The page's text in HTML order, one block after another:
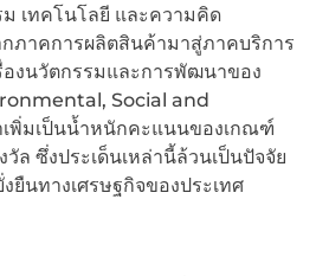
เทคโนโลยี และความคิด
กภาคการผลิตสินค้ามาสู่ภาคบริการ
งนวัตกรรมและการพัฒนาของ
Social and
พิ่มเป็นน้ำหนักคะแนนของเกณฑ์
ล ซึ่งประเด็นเหล่านี้ล้วนเป็นปัจจัย
นทางเศรษฐกิจของประเทศ